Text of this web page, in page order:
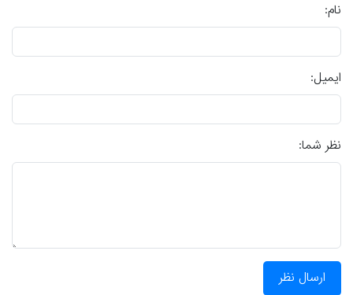
نام:
ایمیل:
نظر شما:
ارسال نظر